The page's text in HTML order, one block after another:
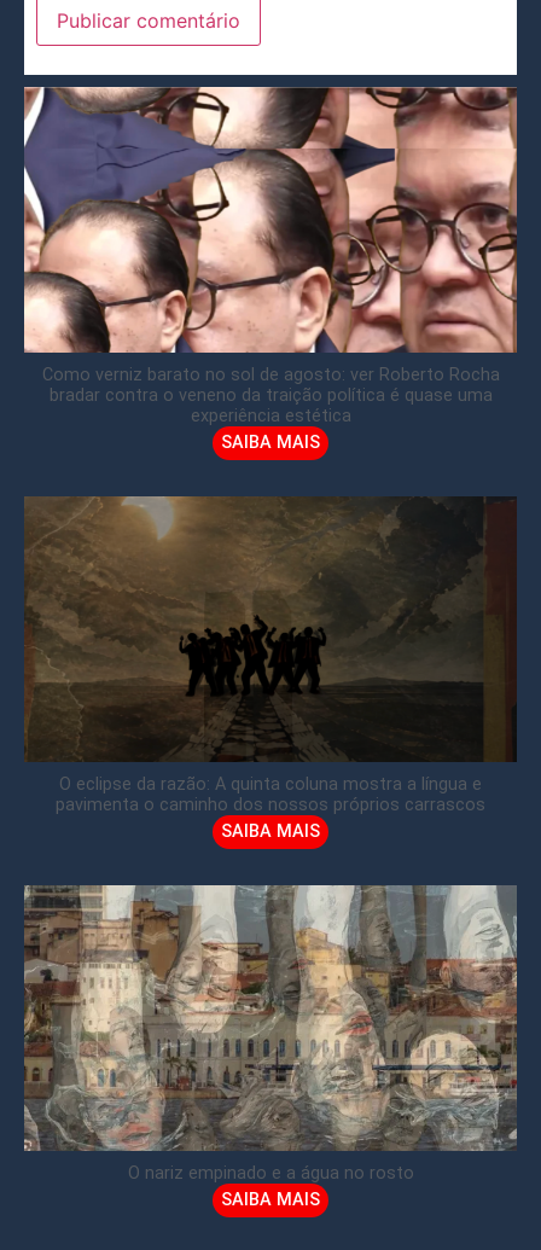
Como verniz barato no sol de agosto: ver Roberto Rocha
bradar contra o veneno da traição política é quase uma
experiência estética
SAIBA MAIS
O eclipse da razão: A quinta coluna mostra a língua e
pavimenta o caminho dos nossos próprios carrascos
SAIBA MAIS
O nariz empinado e a água no rosto
SAIBA MAIS